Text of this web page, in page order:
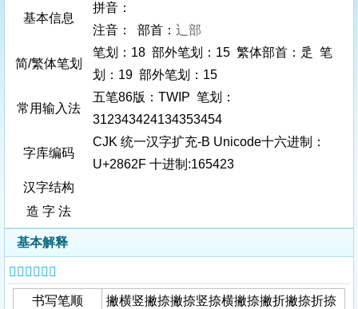
基本信息
拼音：
注音： 部首： 辶部
简/繁体笔划
笔划：18 部外笔划：15 繁体部首：辵 笔
划：19 部外笔划：15
常用输入法
五笔86版：TWIP 笔划：
312343424134353454
字库编码
CJK 统一汉字扩充-B Unicode十六进制：
U+2862F 十进制:165423
汉字结构
造 字 法
基本解释
𨘯字基本信息
书写笔顺 撇横竖撇捺撇捺竖捺横撇捺撇折撇捺折捺